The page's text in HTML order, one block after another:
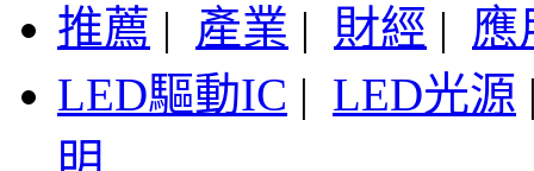
推薦 | 產業 | 財經 | 應
LED驅動IC | LED光源
明